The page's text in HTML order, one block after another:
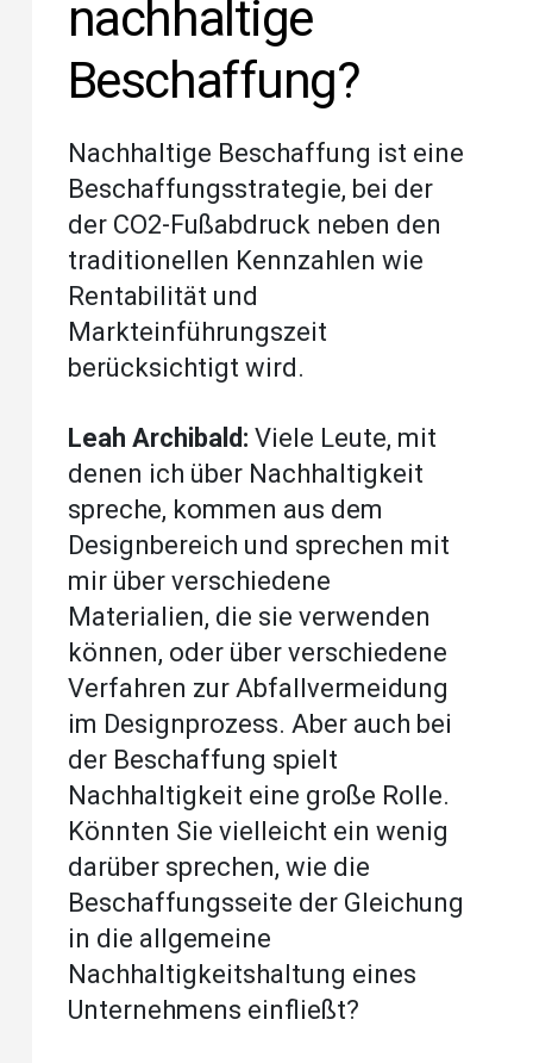
nachhaltige
Beschaffung?
Nachhaltige Beschaffung ist eine
Beschaffungsstrategie, bei der
der CO2-Fußabdruck neben den
traditionellen Kennzahlen wie
Rentabilität und
Markteinführungszeit
berücksichtigt wird.
Leah Archibald: Viele Leute, mit
denen ich über Nachhaltigkeit
spreche, kommen aus dem
Designbereich und sprechen mit
mir über verschiedene
Materialien, die sie verwenden
können, oder über verschiedene
Verfahren zur Abfallvermeidung
im Designprozess. Aber auch bei
der Beschaffung spielt
Nachhaltigkeit eine große Rolle.
Könnten Sie vielleicht ein wenig
darüber sprechen, wie die
Beschaffungsseite der Gleichung
in die allgemeine
Nachhaltigkeitshaltung eines
Unternehmens einfließt?